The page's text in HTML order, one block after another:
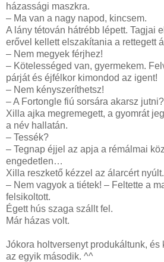
házassági maszkra.
– Ma van a nagy napod, kincsem.
A lány tétován hátrébb lépett. Tagjai
erővel kellett elszakítania a rettegett
– Nem megyek férjhez!
– Kötelességed van, gyermekem.
párját és éjfélkor kimondod az igent!
– Nem kényszeríthetsz!
– A Fortongle fiú sorsára akarsz jutni?
Xilla ajka megremegett, a gyomrát
a név hallatán.
– Tessék?
– Tegnap éjjel az apja a rémálmai
engedetlen…
Xilla reszkető kézzel az álarcért nyúlt.
– Nem vagyok a tiétek! – Feltette a
felsikoltott.
Égett hús szaga szállt fel.
Már házas volt.
Jókora holtversenyt produkáltunk, és
az egyik második. ^^